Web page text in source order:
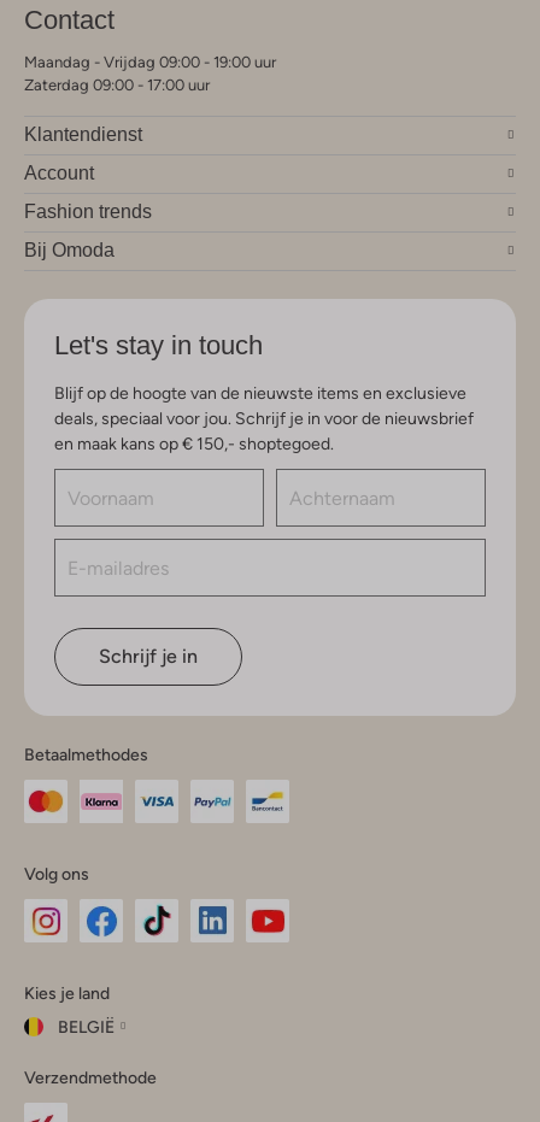
Contact
Maandag - Vrijdag 09:00 - 19:00 uur
Zaterdag 09:00 - 17:00 uur
Klantendienst
Account
Fashion trends
Bij Omoda
Let's stay in touch
Blijf op de hoogte van de nieuwste items en exclusieve
deals, speciaal voor jou. Schrijf je in voor de nieuwsbrief
en maak kans op € 150,- shoptegoed.
Schrijf je in
Betaalmethodes
Volg ons
InstagramFacebook
Kies je land
BELGIË
je
land
Verzendmethode